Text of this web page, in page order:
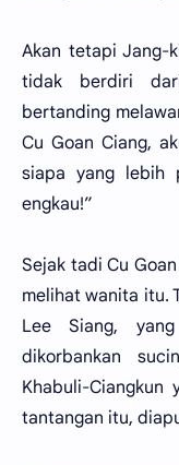
Akan tetapi Jang-
tidak berdiri
bertanding
Cu Goan Ciang,
siapa yang lebih
engkau!”
Sejak tadi Cu
melihat wanita itu.
Lee Siang,
dikorbankan
Khabuli-Ciangkun
tantangan itu,